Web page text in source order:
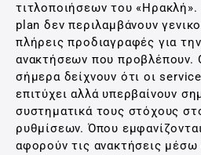
τιτλοποιήσεων του
plan δεν περιλαμβάνουν
πλήρεις προδιαγραφές για
ανακτήσεων που προβλέπουν.
σήμερα δείχνουν ότι οι
επιτύχει αλλά υπερβαίνουν
συστηματικά τους στόχους
ρυθμίσεων. Όπου
αφορούν τις ανακτήσεις μέσω